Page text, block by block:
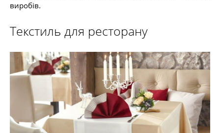
виробів.
Текстиль для ресторану